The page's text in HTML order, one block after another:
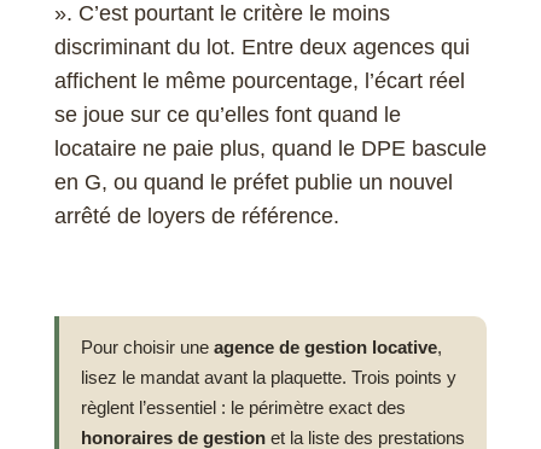
». C’est pourtant le critère le moins
discriminant du lot. Entre deux agences qui
affichent le même pourcentage, l’écart réel
se joue sur ce qu’elles font quand le
locataire ne paie plus, quand le DPE bascule
en G, ou quand le préfet publie un nouvel
arrêté de loyers de référence.
Pour choisir une agence de gestion locative,
lisez le mandat avant la plaquette. Trois points y
règlent l’essentiel : le périmètre exact des
honoraires de gestionet la liste des prestations